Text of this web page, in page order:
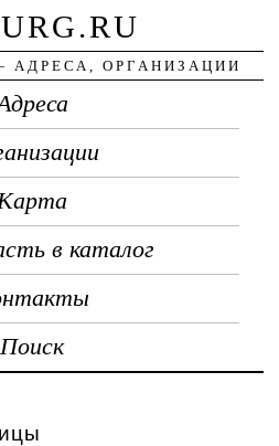
АДРЕСА, ОРГАНИЗАЦИИ
в каталог
Поиск